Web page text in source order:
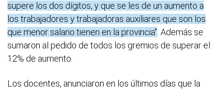
supere los dos dígitos, y que se les de un aumento a
los trabajadores y trabajadoras auxiliares que son los
que menor salario tienen en la provincia". Además se
sumaron al pedido de todos los gremios de superar el
12% de aumento.
Los docentes, anunciaron en los últimos días que la